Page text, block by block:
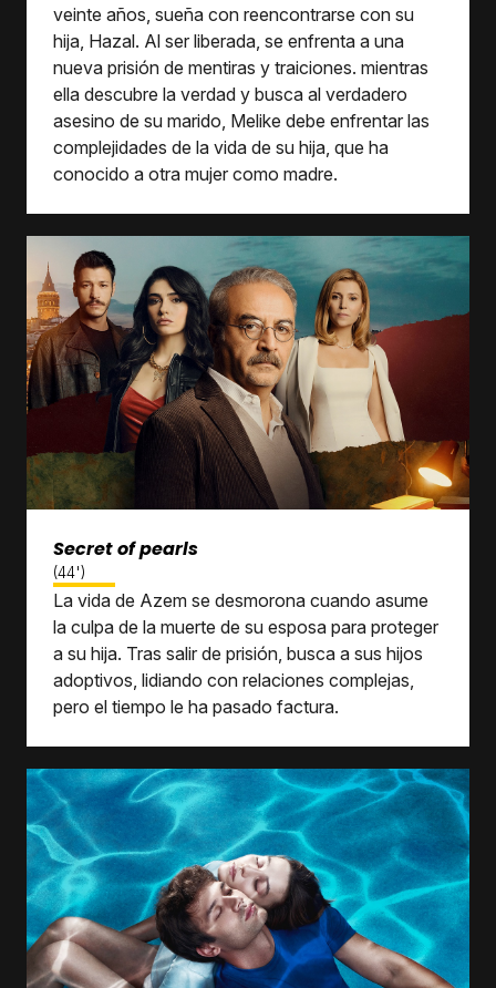
veinte años, sueña con reencontrarse con su
hija, Hazal. Al ser liberada, se enfrenta a una
nueva prisión de mentiras y traiciones. mientras
ella descubre la verdad y busca al verdadero
asesino de su marido, Melike debe enfrentar las
complejidades de la vida de su hija, que ha
conocido a otra mujer como madre.
Secret of pearls
(44')
La vida de Azem se desmorona cuando asume
la culpa de la muerte de su esposa para proteger
a su hija. Tras salir de prisión, busca a sus hijos
adoptivos, lidiando con relaciones complejas,
pero el tiempo le ha pasado factura.